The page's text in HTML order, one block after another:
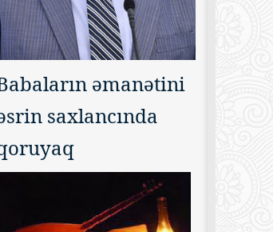
əmanətini
saxlancında